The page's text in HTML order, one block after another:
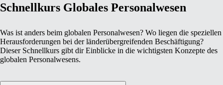
Schnellkurs Globales Personalwesen
Was ist anders beim globalen Personalwesen? Wo liegen die speziellen
Herausforderungen bei der länderübergreifenden Beschäftigung?
Dieser Schnellkurs gibt dir Einblicke in die wichtigsten Konzepte des
globalen Personalwesens.